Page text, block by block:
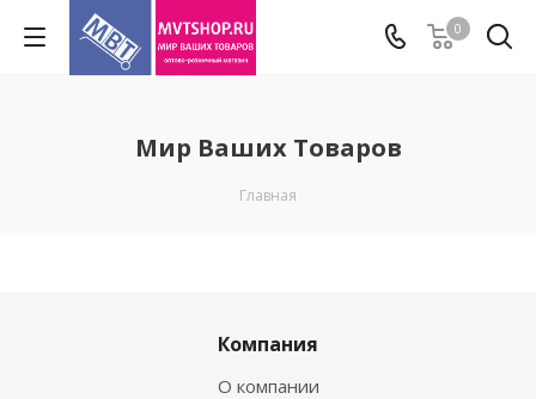
0
Мир Ваших Товаров
Главная
Компания
О компании